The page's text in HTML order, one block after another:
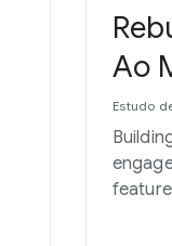
Ao
Estudo